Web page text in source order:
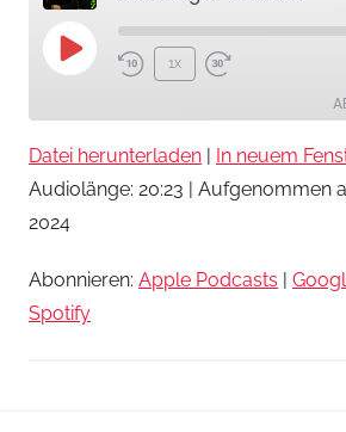
Play
1x
TEILEN
LINK
EMBED
Datei herunterladen | In neuem
Audiolänge: 20:23 | Aufgenommen
2024
Abonnieren: Apple Podcasts |
Spotify